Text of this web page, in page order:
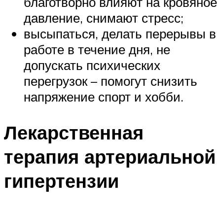
давление, снимают стресс;
высыпаться, делать перерывы в
работе в течение дня, не
допускать психических
перегрузок – помогут снизить
напряжение спорт и хобби.
Лекарственная
терапия артериальной
гипертензии